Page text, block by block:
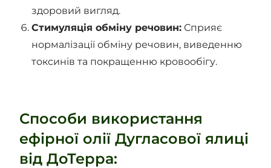
здоровий вигляд.
Стимуляція обміну речовин: Сприяє
нормалізації обміну речовин, виведенню
токсинів та покращенню кровообігу.
Способи використання
ефірної олії Дугласової ялиці
від ДоТерра: